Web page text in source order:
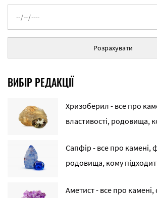
Розрахувати
ВИБІР РЕДАКЦІЇ
Хризоберил - все про
властивості, родовища,
Сапфір - все про камені,
родовища, кому
Аметист - все про